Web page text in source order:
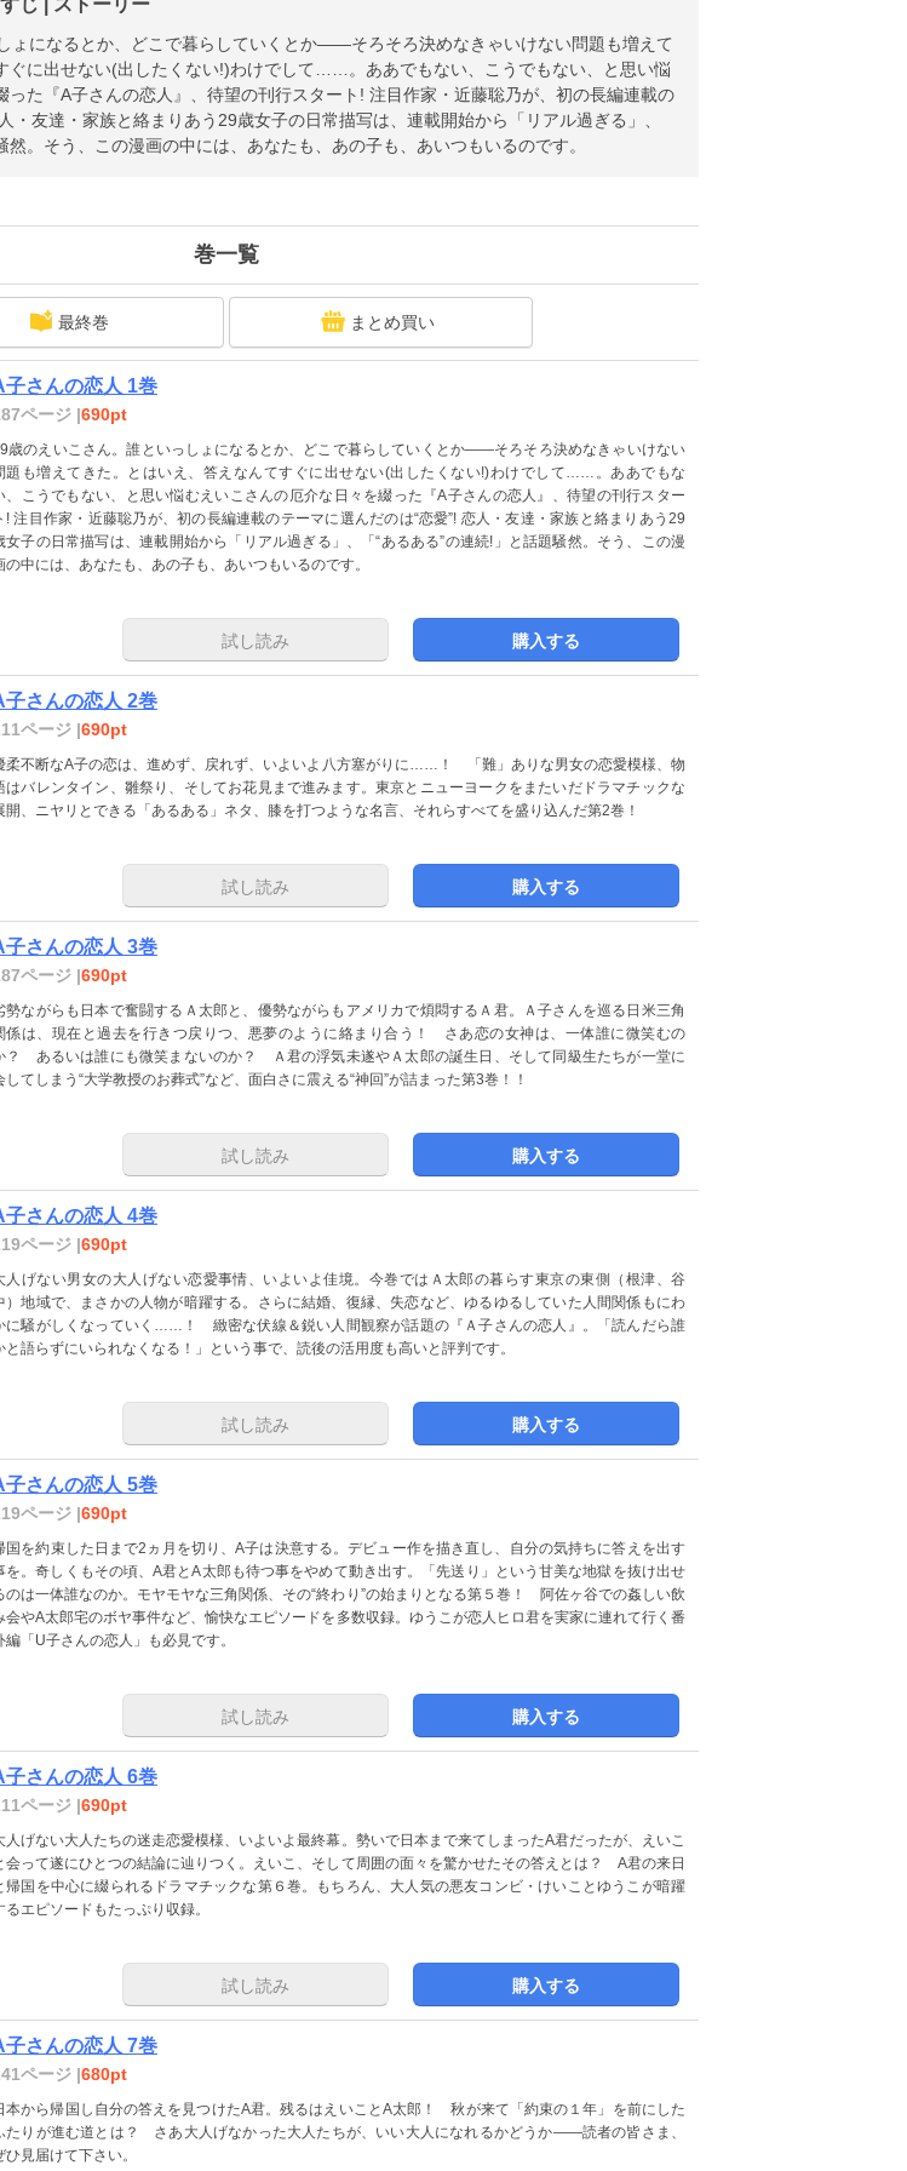
ょになるとか、どこで暮らしていくとか――そろそろ決めなきゃいけない問題も増えて
ぐに出せない(出したくない!)わけでして……。ああでもない、こうでもない、と思い悩
った『A子さんの恋人』、待望の刊行スタート! 注目作家・近藤聡乃が、初の長編連載の
・友達・家族と絡まりあう29歳女子の日常描写は、連載開始から「リアル過ぎる」、
然。そう、この漫画の中には、あなたも、あの子も、あいつもいるのです。
巻一覧
最終巻 まとめ買い
子さんの恋人 1巻
ページ |690pt
歳のえいこさん。誰といっしょになるとか、どこで暮らしていくとか――そろそろ決めなきゃいけない
題も増えてきた。とはいえ、答えなんてすぐに出せない(出したくない!)わけでして……。ああでもな
、こうでもない、と思い悩むえいこさんの厄介な日々を綴った『A子さんの恋人』、待望の刊行スター
! 注目作家・近藤聡乃が、初の長編連載のテーマに選んだのは“恋愛”! 恋人・友達・家族と絡まりあう29
女子の日常描写は、連載開始から「リアル過ぎる」、「“あるある”の連続!」と話題騒然。そう、この漫
の中には、あなたも、あの子も、あいつもいるのです。
試し読み 購入する
子さんの恋人 2巻
ページ |690pt
柔不断なA子の恋は、進めず、戻れず、いよいよ八方塞がりに……！ 「難」ありな男女の恋愛模様、物
はバレンタイン、雛祭り、そしてお花見まで進みます。東京とニューヨークをまたいだドラマチックな
開、ニヤリとできる「あるある」ネタ、膝を打つような名言、それらすべてを盛り込んだ第2巻！
試し読み 購入する
子さんの恋人 3巻
ページ |690pt
勢ながらも日本で奮闘するＡ太郎と、優勢ながらもアメリカで煩悶するＡ君。Ａ子さんを巡る日米三角
係は、現在と過去を行きつ戻りつ、悪夢のように絡まり合う！ さあ恋の女神は、一体誰に微笑むの
？ あるいは誰にも微笑まないのか？ Ａ君の浮気未遂やＡ太郎の誕生日、そして同級生たちが一堂に
してしまう“大学教授のお葬式”など、面白さに震える“神回”が詰まった第3巻！！
試し読み 購入する
子さんの恋人 4巻
ページ |690pt
人げない男女の大人げない恋愛事情、いよいよ佳境。今巻ではＡ太郎の暮らす東京の東側（根津、谷
）地域で、まさかの人物が暗躍する。さらに結婚、復縁、失恋など、ゆるゆるしていた人間関係もにわ
に騒がしくなっていく……！ 緻密な伏線＆鋭い人間観察が話題の『Ａ子さんの恋人』。「読んだら誰
と語らずにいられなくなる！」という事で、読後の活用度も高いと評判です。
試し読み 購入する
子さんの恋人 5巻
ページ |690pt
国を約束した日まで2ヵ月を切り、A子は決意する。デビュー作を描き直し、自分の気持ちに答えを出す
を。奇しくもその頃、A君とA太郎も待つ事をやめて動き出す。「先送り」という甘美な地獄を抜け出せ
のは一体誰なのか。モヤモヤな三角関係、その“終わり”の始まりとなる第５巻！ 阿佐ヶ谷での姦しい飲
会やA太郎宅のボヤ事件など、愉快なエピソードを多数収録。ゆうこが恋人ヒロ君を実家に連れて行く番
編「U子さんの恋人」も必見です。
試し読み 購入する
子さんの恋人 6巻
ページ |690pt
人げない大人たちの迷走恋愛模様、いよいよ最終幕。勢いで日本まで来てしまったA君だったが、えいこ
会って遂にひとつの結論に辿りつく。えいこ、そして周囲の面々を驚かせたその答えとは？ A君の来日
帰国を中心に綴られるドラマチックな第６巻。もちろん、大人気の悪友コンビ・けいことゆうこが暗躍
るエピソードもたっぷり収録。
試し読み 購入する
子さんの恋人 7巻
ページ |680pt
本から帰国し自分の答えを見つけたA君。残るはえいことA太郎！ 秋が来て「約束の１年」を前にした
たりが進む道とは？ さあ大人げなかった大人たちが、いい大人になれるかどうか――読者の皆さま、
ひ見届けて下さい。